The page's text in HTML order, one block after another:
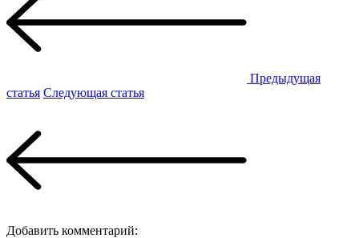
Предыдущая
статья Следующая статья
Добавить комментарий: